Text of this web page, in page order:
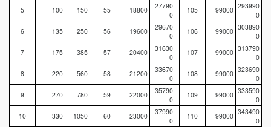
5
100 150 55 18800
27790
0
105 99000 293990
0
6
135 250 56 19600
29670
0
106 99000 303890
0
7
175 385 57 20400
31630
0
107 99000 313790
0
8
220 560 58 21200
33670
0
108 99000 323690
0
9
270 780 59 22000
35790
0
109 99000 333590
0
10
330 1050 60 23000
37990
0
110 99000 343490
0